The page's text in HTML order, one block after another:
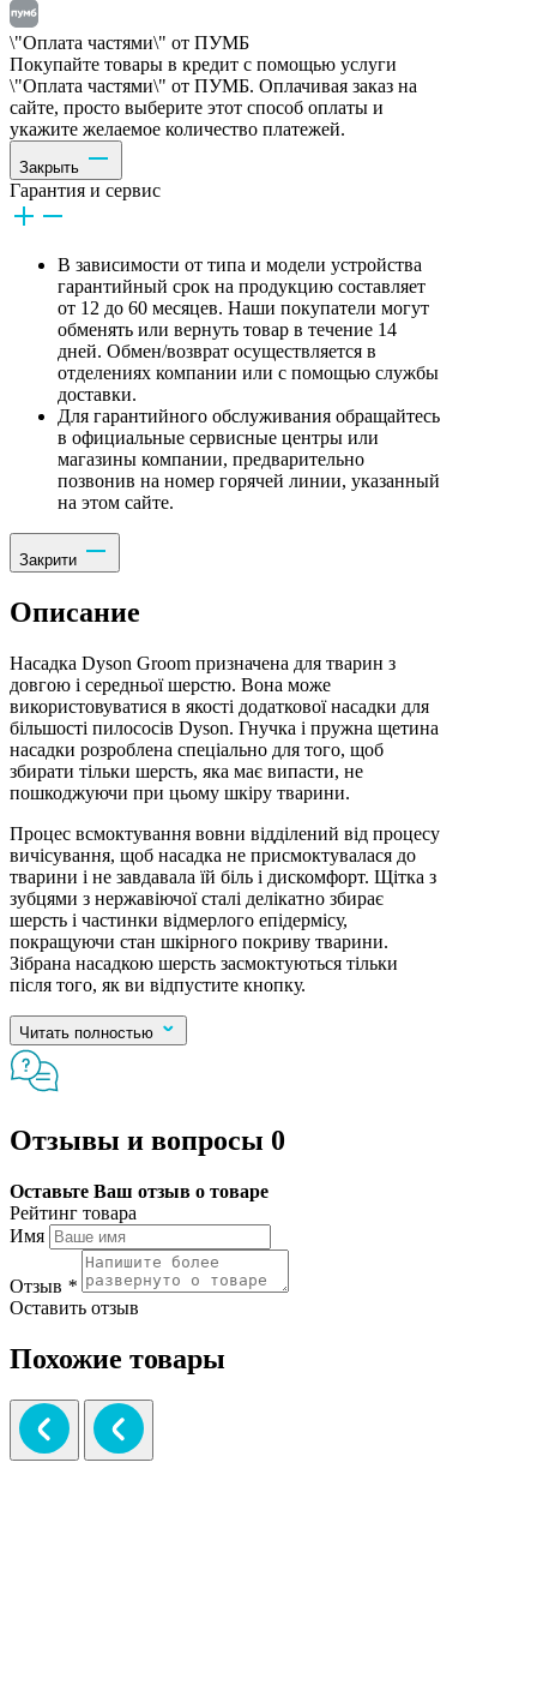
\"Оплата частями\" от ПУМБ
Покупайте товары в кредит с помощью услуги
\"Оплата частями\" от ПУМБ. Оплачивая заказ на
сайте, просто выберите этот способ оплаты и
укажите желаемое количество платежей.
Закрыть
Гарантия и сервис
В зависимости от типа и модели устройства
гарантийный срок на продукцию составляет
от 12 до 60 месяцев. Наши покупатели могут
обменять или вернуть товар в течение 14
дней. Обмен/возврат осуществляется в
отделениях компании или с помощью службы
доставки.
Для гарантийного обслуживания обращайтесь
в официальные сервисные центры или
магазины компании, предварительно
позвонив на номер горячей линии, указанный
на этом сайте.
Закрити
Описание
Насадка Dyson Groom призначена для тварин з
довгою і середньої шерстю. Вона може
використовуватися в якості додаткової насадки для
більшості пилососів Dyson. Гнучка і пружна щетина
насадки розроблена спеціально для того, щоб
збирати тільки шерсть, яка має випасти, не
пошкоджуючи при цьому шкіру тварини.
Процес всмоктування вовни відділений від процесу
вичісування, щоб насадка не ​​присмоктувалася до
тварини і не завдавала їй біль і дискомфорт. Щітка з
зубцями з нержавіючої сталі делікатно збирає
шерсть і частинки відмерлого епідермісу,
покращуючи стан шкірного покриву тварини.
Зібрана насадкою шерсть засмоктуються тільки
після того, як ви відпустите кнопку.
Читать полностью
Отзывы и вопросы 0
Оставьте Ваш отзыв о товаре
Рейтинг товара
Имя
Отзыв *
Оставить отзыв
Похожие товары